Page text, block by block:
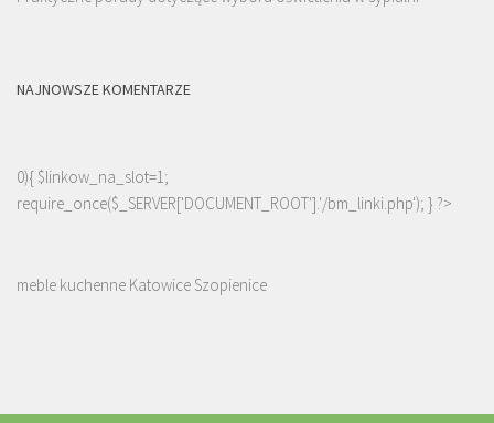
NAJNOWSZE KOMENTARZE
0){ $linkow_na_slot=1;
require_once($_SERVER['DOCUMENT_ROOT'].'/bm_linki.php'); } ?>
meble kuchenne Katowice Szopienice